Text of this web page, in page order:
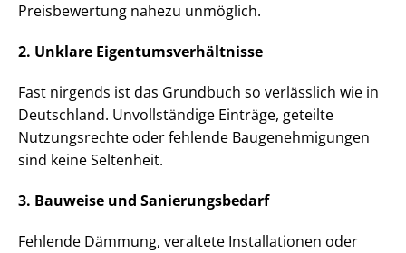
Preisbewertung nahezu unmöglich.
2. Unklare Ei­gen­tums­ver­hält­nis­se
Fast nirgends ist das Grundbuch so verlässlich wie in
Deutschland. Unvollständige Einträge, geteilte
Nutzungsrechte oder fehlende Bau­ge­neh­mi­gun­gen
sind keine Seltenheit.
3. Bauweise und Sa­nie­rungs­be­darf
Fehlende Dämmung, veraltete Installationen oder